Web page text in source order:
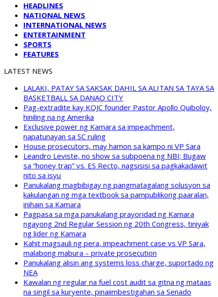
HEADLINES
NATIONAL NEWS
INTERNATIONAL NEWS
ENTERTAINMENT
SPORTS
FEATURES
LATEST NEWS
LALAKI, PATAY SA SAKSAK DAHIL SA ALITAN SA TAYA SA
BASKETBALL SA DANAO CITY
Pag-extradite kay KOJC founder Pastor Apollo Quiboloy,
hiniling na ng Amerika
Exclusive power ng Kamara sa impeachment,
napatunayan sa SC ruling
House prosecutors, may hamon sa kampo ni VP Sara
Leandro Leviste, no show sa subpoena ng NBI; Bugaw
sa “honey trap” vs. ES Recto, nagsisisi sa pagkakadawit
nito sa isyu
Panukalang magbibigay ng pangmatagalang solusyon sa
kakulangan ng mga textbook sa pampublikong paaralan,
inihain sa Kamara
Pagpasa sa mga panukalang prayoridad ng Kamara
ngayong 2nd Regular Session ng 20th Congress, tiniyak
ng lider ng Kamara
Kahit magsauli ng pera, impeachment case vs VP Sara,
malabong mabura – private prosecution
Panukalang alisin ang systems loss charge, suportado ng
NEA
Kawalan ng regular na fuel cost audit sa gitna ng mataas
na singil sa kuryente, pinaiimbestigahan sa Senado